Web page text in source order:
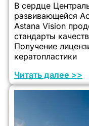
В сердце
развивающейся
Astana Vision
стандарты
Получение
кератопластики
Читать далее >>